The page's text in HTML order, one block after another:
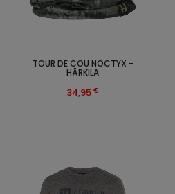
TOUR DE COU NOCTYX -
HÄRKILA
34,95 €